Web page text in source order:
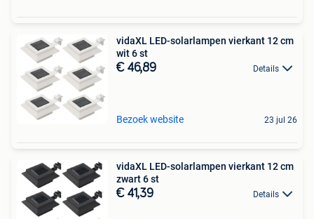
vidaXL LED-solarlampen vierkant 12 cm
wit 6 st
€ 46,89 Details
Bezoek website 23 jul 26
vidaXL LED-solarlampen vierkant 12 cm
zwart 6 st
€ 41,39 Details